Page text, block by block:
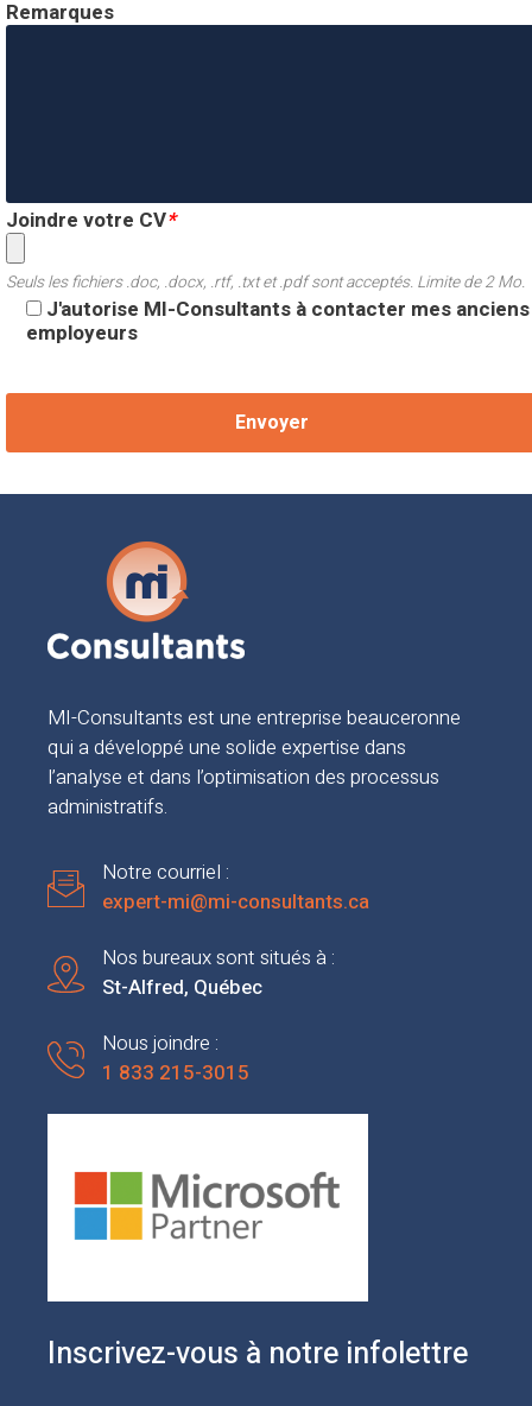
Remarques
Joindre votre CV*
Seuls les fichiers .doc, .docx, .rtf, .txt et .pdf sont acceptés. Limite de 2 Mo.
J'autorise MI-Consultants à contacter mes anciens
employeurs
MI-Consultants est une entreprise beauceronne
qui a développé une solide expertise dans
l’analyse et dans l’optimisation des processus
administratifs.
Notre courriel :
expert-mi@mi-consultants.ca
Nos bureaux sont situés à :
St-Alfred, Québec
Nous joindre :
1 833 215-3015
Inscrivez-vous à notre infolettre